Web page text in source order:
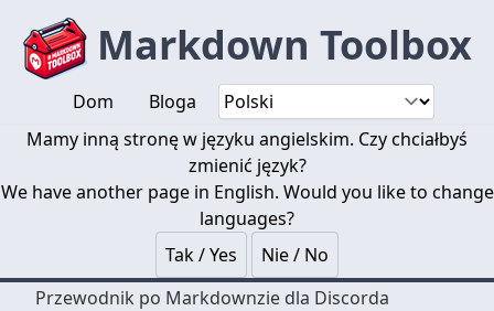
Markdown Toolbox
Dom
Bloga
Mamy inną stronę w języku angielskim. Czy chciałbyś
zmienić język?
We have another page in English. Would you like to change
languages?
Tak / Yes
Nie / No
Przewodnik po Markdownzie dla Discorda